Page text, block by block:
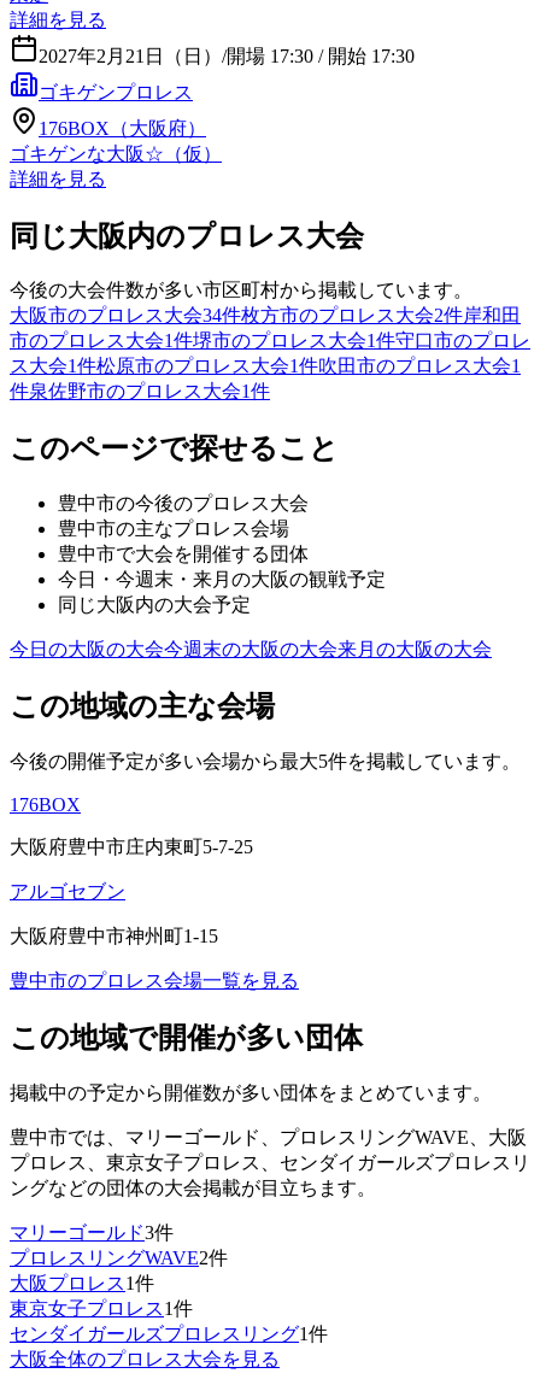
詳細を見る
2027年2月21日（日） /開場 17:30 / 開始 17:30
ゴキゲンプロレス
176BOX（大阪府）
ゴキゲンな大阪☆（仮）
詳細を見る
同じ大阪内のプロレス大会
今後の大会件数が多い市区町村から掲載しています。
大阪市のプロレス大会34件枚方市のプロレス大会2件岸和田
市のプロレス大会1件堺市のプロレス大会1件守口市のプロレ
ス大会1件松原市のプロレス大会1件吹田市のプロレス大会1
件泉佐野市のプロレス大会1件
このページで探せること
豊中市の今後のプロレス大会
豊中市の主なプロレス会場
豊中市で大会を開催する団体
今日・今週末・来月の大阪の観戦予定
同じ大阪内の大会予定
今日の大阪の大会今週末の大阪の大会来月の大阪の大会
この地域の主な会場
今後の開催予定が多い会場から最大5件を掲載しています。
176BOX
大阪府豊中市庄内東町5-7-25
アルゴセブン
大阪府豊中市神州町1-15
豊中市のプロレス会場一覧を見る
この地域で開催が多い団体
掲載中の予定から開催数が多い団体をまとめています。
豊中市では、 マリーゴールド、プロレスリングWAVE、大阪
プロレス、東京女子プロレス、センダイガールズプロレスリ
ングなどの団体の大会掲載が目立ちます。
マリーゴールド3件
プロレスリングWAVE2件
大阪プロレス1件
東京女子プロレス1件
センダイガールズプロレスリング1件
大阪全体のプロレス大会を見る